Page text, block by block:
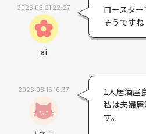
2026.06.21 22:27
ai
ロースタ
そうですね
2026.06.15 16:37
1人居酒屋
私は夫婦
す。